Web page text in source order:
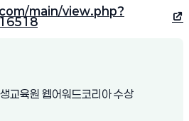
main/view.php?
교육원 웹어워드코리아 수상